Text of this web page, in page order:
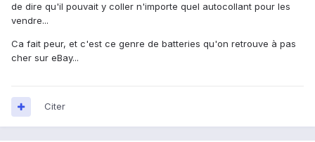
de dire qu'il pouvait y coller n'importe quel autocollant pour les
vendre...
Ca fait peur, et c'est ce genre de batteries qu'on retrouve à pas
cher sur eBay...
Citer